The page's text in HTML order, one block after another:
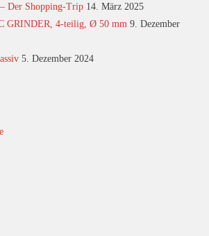
Der Shopping-Trip 14. März 2025
GRINDER, 4-teilig, Ø 50 mm 9. Dezember
5. Dezember 2024